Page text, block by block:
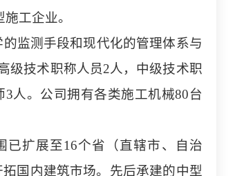
工企业。
监测手段和现代化的管理体系与
级技术职称人员2人，中级技术职
人。公司拥有各类施工机械80台
已扩展至16个省（直辖市、自治
国内建筑市场。先后承建的中型